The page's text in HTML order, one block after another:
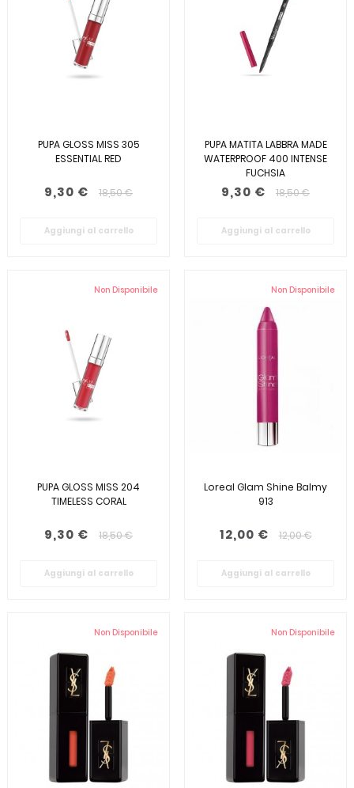
PUPA GLOSS MISS 305
ESSENTIAL RED
9,30 € 18,50 €
Aggiungi al carrello
PUPA MATITA LABBRA MADE
WATERPROOF 400 INTENSE
FUCHSIA
9,30 € 18,50 €
Aggiungi al carrello
Non Disponibile
PUPA GLOSS MISS 204
TIMELESS CORAL
9,30 € 18,50 €
Aggiungi al carrello
Non Disponibile
Loreal Glam Shine Balmy
913
12,00 € 12,00 €
Aggiungi al carrello
Non Disponibile Non Disponibile